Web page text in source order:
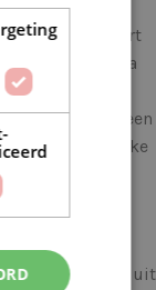
combineert
dan Lana
breiers en
garen biedt een
om een unieke
voor 72% uit